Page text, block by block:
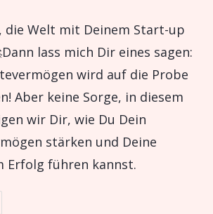
die Welt mit Deinem Start-up
lass mich Dir eines sagen:
wird auf die Probe
Aber keine Sorge, in diesem
wir Dir, wie Du Dein
stärken und Deine
Erfolg führen kannst.